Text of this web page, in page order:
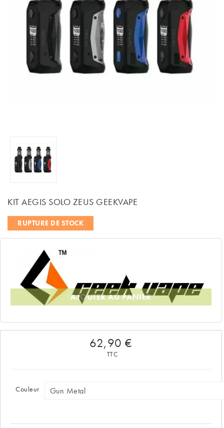
KIT AEGIS SOLO ZEUS GEEKVAPE
RUPTURE DE STOCK
62,90 €
TTC
Couleur
AJOUTER AU PANIER